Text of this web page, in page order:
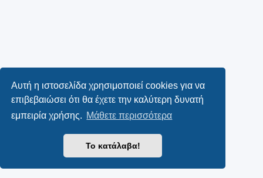
Αυτή η ιστοσελίδα χρησιμοποιεί cookies για να
επιβεβαιώσει ότι θα έχετε την καλύτερη δυνατή
εμπειρία χρήσης. Μάθετε περισσότερα
Το κατάλαβα!